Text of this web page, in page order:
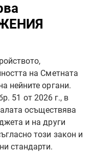
на Сметната
нейните органи.
51 от 2026 г., в
осъществява
и на други
този закон и
стандарти.